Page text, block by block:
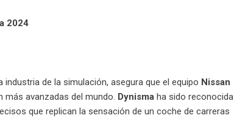
2024
de la simulación, asegura que el equipo Nissan
avanzadas del mundo. Dynisma ha sido reconocida
que replican la sensación de un coche de carreras